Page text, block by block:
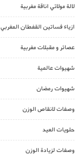
لالة مولاتي اناقة مغربية
ازياء فساتين القفطان المغربي
عصائر و مقبلات مغربية
شهيوات عالمية
شهيوات رمضان
وصفات لانقاص الوزن
حلويات العيد
وصفات لزيادة الوزن